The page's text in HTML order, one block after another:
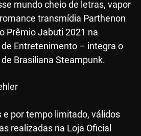
mundo cheio de letras, vapor
transmídia Parthenon
Prêmio Jabuti 2021 na
Entretenimento – integra o
Brasiliana Steampunk.
e por tempo limitado, válidos
realizadas na Loja Oficial